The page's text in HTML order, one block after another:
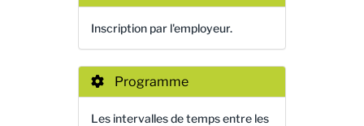
Inscription par l'employeur.
Programme
Les intervalles de temps entre les